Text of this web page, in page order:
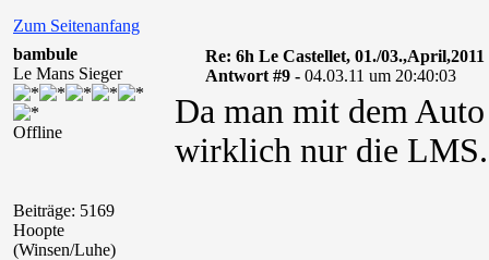
Zum Seitenanfang
bambule
Le Mans Sieger
Offline
Beiträge: 5169
Hoopte
(Winsen/Luhe)
Re: 6h Le Castellet, 01./03.,April,2011
Antwort #9 - 04.03.11 um 20:40:03
Da man mit dem
wirklich nur die